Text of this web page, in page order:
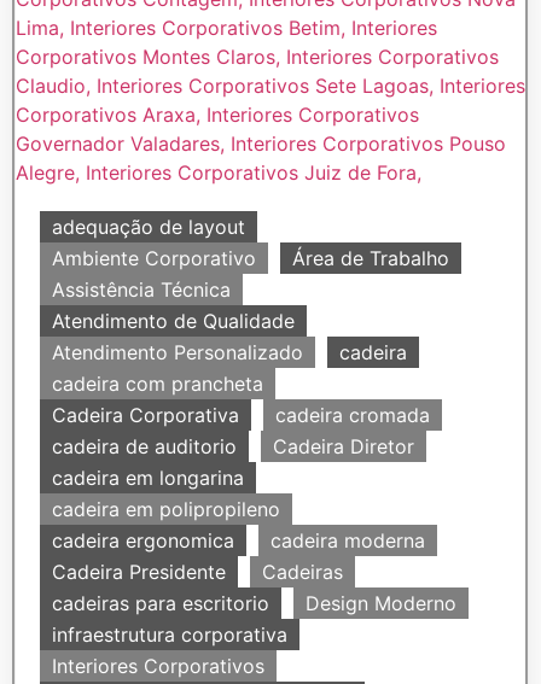
adequação de layout
Ambiente Corporativo
Área de Trabalho
Assistência Técnica
Atendimento de Qualidade
Atendimento Personalizado
cadeira
cadeira com prancheta
Cadeira Corporativa
cadeira cromada
cadeira de auditorio
Cadeira Diretor
cadeira em longarina
cadeira em polipropileno
cadeira ergonomica
cadeira moderna
Cadeira Presidente
Cadeiras
cadeiras para escritorio
Design Moderno
infraestrutura corporativa
Interiores Corporativos